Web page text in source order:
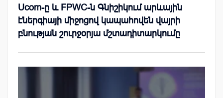
Ucom-ը և FPWC-ն Գնիշիկում արևային
էներգիայի միջոցով կապահովեն վայրի
բնության շուրջօրյա մշտադիտարկումը